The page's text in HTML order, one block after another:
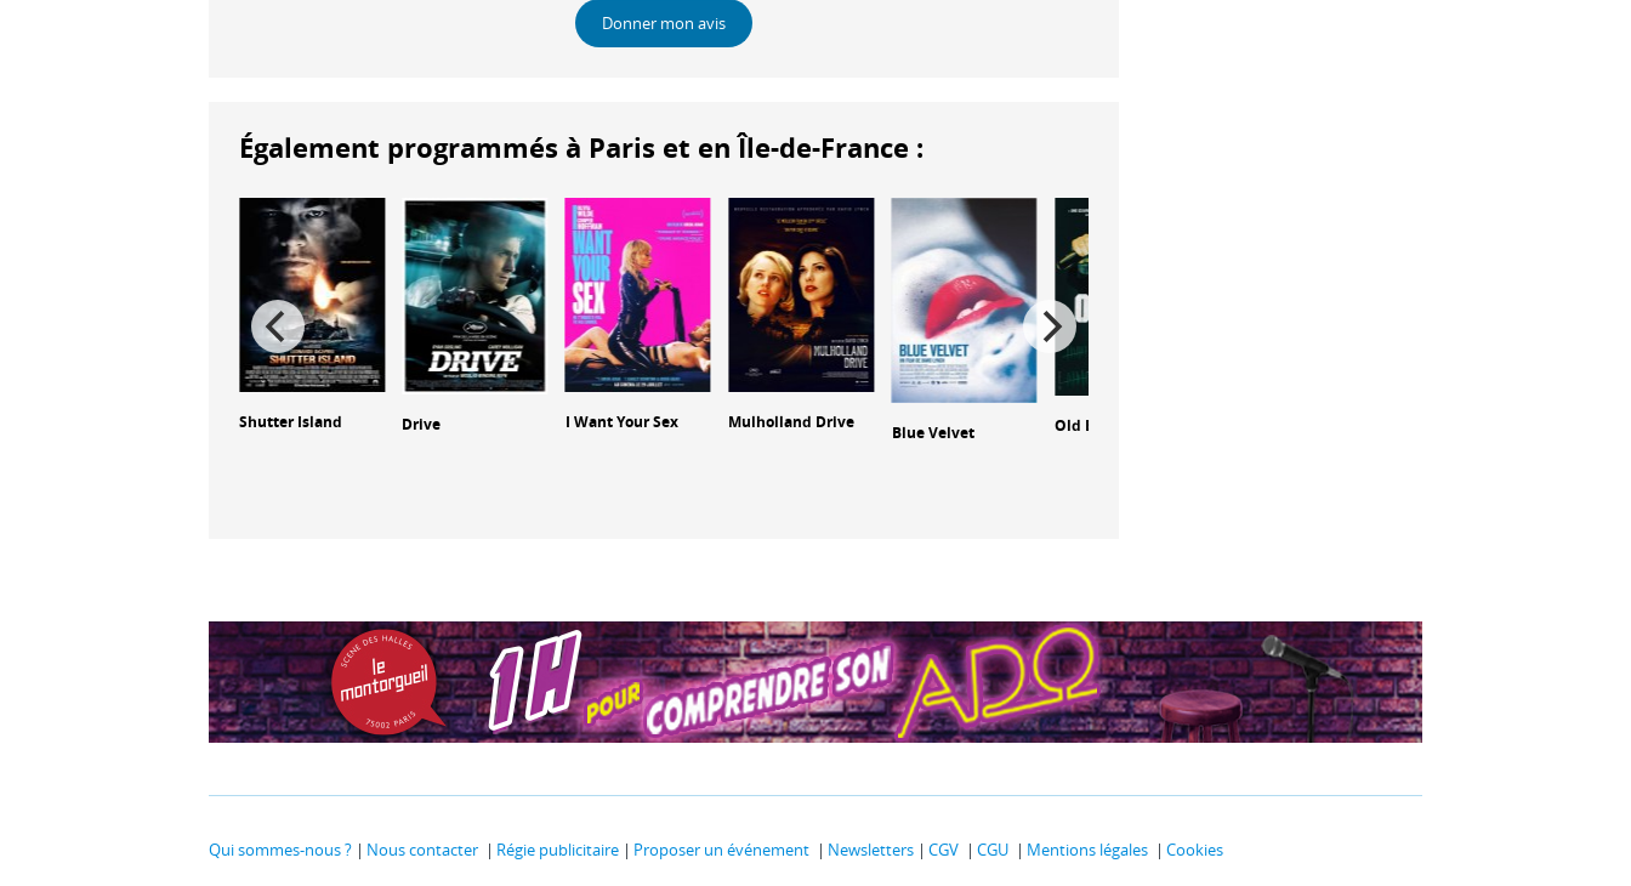
Donner mon avis
Également programmés à Paris et en Île-de-France :
Shutter Island Drive I Want Your Sex Mulholland Drive
Blue Velvet Old Boy
Qui sommes-nous ? Nous contacter Régie publicitaire Proposer un événement Newsletters CGV CGU Mentions légales Cookies